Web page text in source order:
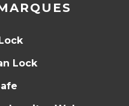
Lock